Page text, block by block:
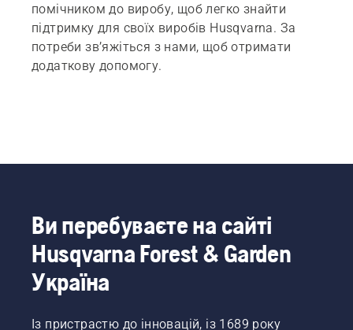
помічником до виробу, щоб легко знайти
підтримку для своїх виробів Husqvarna. За
потреби зв’яжіться з нами, щоб отримати
додаткову допомогу.
Ви перебуваєте на сайті
Husqvarna Forest & Garden
Україна
Із пристрастю до інновацій, із 1689 року